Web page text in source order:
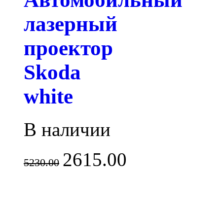
лазерный
проектор
Skoda
white
В наличии
5230.00 2615.00